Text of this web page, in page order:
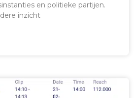
en politieke partijen.
inzicht